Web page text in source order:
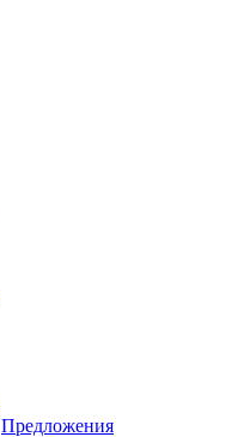
Предложения